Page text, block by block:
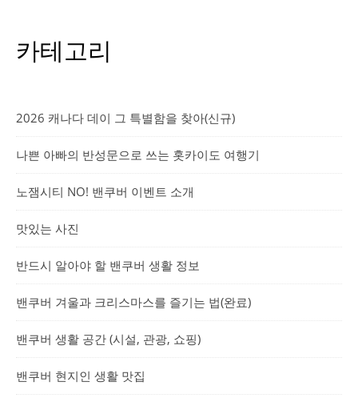
카테고리
2026 캐나다 데이 그 특별함을 찾아(신규)
나쁜 아빠의 반성문으로 쓰는 홋카이도 여행기
노잼시티 NO! 밴쿠버 이벤트 소개
맛있는 사진
반드시 알아야 할 밴쿠버 생활 정보
밴쿠버 겨울과 크리스마스를 즐기는 법(완료)
밴쿠버 생활 공간 (시설, 관광, 쇼핑)
밴쿠버 현지인 생활 맛집